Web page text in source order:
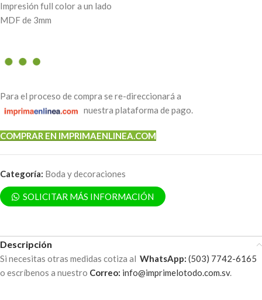
Impresión full color a un lado
MDF de 3mm
Para el proceso de compra se re-direccionará a
nuestra plataforma de pago.
COMPRAR EN IMPRIMAENLINEA.COM
Categoría: Boda y decoraciones
SOLICITAR MÁS INFORMACIÓN
Descripción
Si necesitas otras medidas cotiza al WhatsApp: (503) 7742-6165
o escríbenos a nuestro Correo: info@imprimelotodo.com.sv.